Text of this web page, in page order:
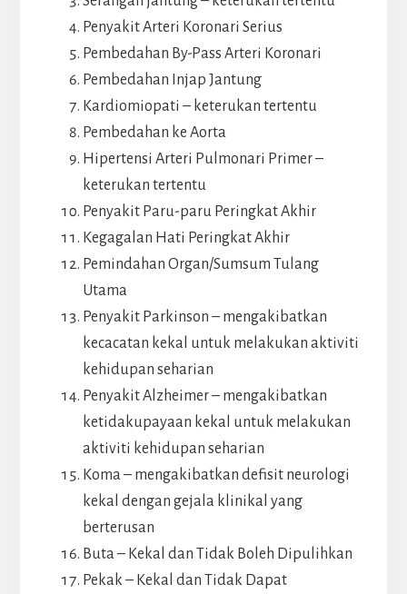
Penyakit Arteri Koronari Serius
Pembedahan By-Pass Arteri Koronari
Pembedahan Injap Jantung
Kardiomiopati – keterukan tertentu
Pembedahan ke Aorta
Hipertensi Arteri Pulmonari Primer –
keterukan tertentu
Penyakit Paru-paru Peringkat Akhir
Kegagalan Hati Peringkat Akhir
Pemindahan Organ/Sumsum Tulang
Utama
Penyakit Parkinson – mengakibatkan
kecacatan kekal untuk melakukan aktiviti
kehidupan seharian
Penyakit Alzheimer – mengakibatkan
ketidakupayaan kekal untuk melakukan
aktiviti kehidupan seharian
Koma – mengakibatkan defisit neurologi
kekal dengan gejala klinikal yang
berterusan
Buta – Kekal dan Tidak Boleh Dipulihkan
Pekak – Kekal dan Tidak Dapat